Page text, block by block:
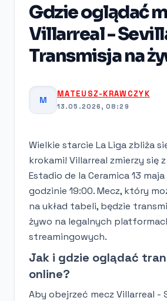
Gdzie oglądać
Villarreal -
Transmisja na
M
MATEUSZ-KRAWCZYK
13.05.2026, 08:29
Wielkie starcie La Liga zbliża
krokami! Villarreal zmierzy się
Estadio de la Ceramica 13
godzinie 19:00. Mecz, który
na układ tabeli, będzie
żywo na legalnych
streamingowych.
Jak i gdzie oglądać
online?
Aby obejrzeć mecz Villarreal -